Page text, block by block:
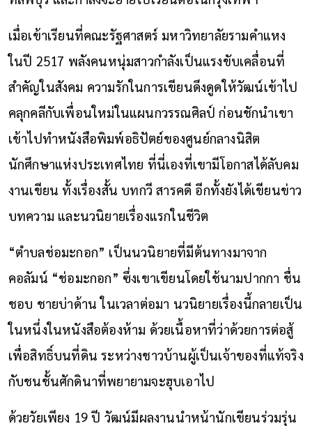
เมื่อเข้าเรียนที่คณะรัฐศาสตร์ มหาวิทยาลัยรามคำแหง
ในปี 2517 พลังคนหนุ่มสาวกำลังเป็นแรงขับเคลื่อนที่
สำคัญในสังคม ความรักในการเขียนดึงดูดให้วัฒน์เข้าไป
คลุกคลีกับเพื่อนใหม่ในแผนกวรรณศิลป์ ก่อนชักนำเขา
เข้าไปทำหนังสือพิมพ์อธิปัตย์ของศูนย์กลางนิสิต
นักศึกษาแห่งประเทศไทย ที่นี่เองที่เขามีโอกาสได้ลับคม
งานเขียน ทั้งเรื่องสั้น บทกวี สารคดี อีกทั้งยังได้เขียนข่าว
บทความ และนวนิยายเรื่องแรกในชีวิต
“ตำบลช่อมะกอก” เป็นนวนิยายที่มีต้นทางมาจาก
คอลัมน์ “ช่อมะกอก” ซึ่งเขาเขียนโดยใช้นามปากกา ชื่น
ชอบ ชายบ่าด้าน ในเวลาต่อมา นวนิยายเรื่องนี้กลายเป็น
ในหนึ่งในหนังสือต้องห้าม ด้วยเนื้อหาที่ว่าด้วยการต่อสู้
เพื่อสิทธิ์บนที่ดิน ระหว่างชาวบ้านผู้เป็นเจ้าของที่แท้จริง
กับชนชั้นศักดินาที่พยายามจะฮุบเอาไป
ด้วยวัยเพียง 19 ปี วัฒน์มีผลงานนำหน้านักเขียนร่วมรุ่น